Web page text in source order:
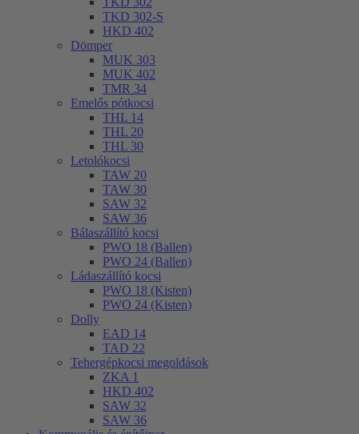
TKD 302-S
HKD 402
Dömper
MUK 303
MUK 402
TMR 34
Emelős pótkocsi
THL 14
THL 20
THL 30
Letolókocsi
TAW 20
TAW 30
SAW 32
SAW 36
Bálaszállító kocsi
PWO 18 (Ballen)
PWO 24 (Ballen)
Ládaszállító kocsi
PWO 18 (Kisten)
PWO 24 (Kisten)
Dolly
EAD 14
TAD 22
Tehergépkocsi megoldások
ZKA 1
HKD 402
SAW 32
SAW 36